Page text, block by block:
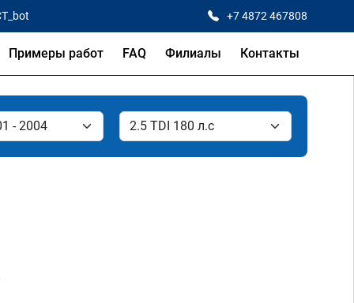
+7 4872 467808
Примеры работ FAQ Филиалы Контакты